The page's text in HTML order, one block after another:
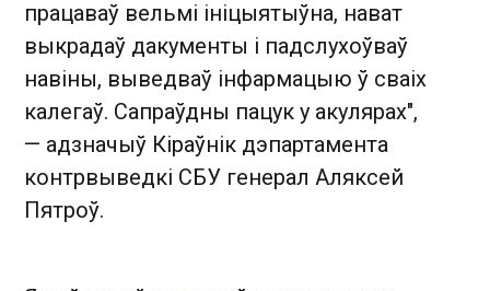
працаваў вельмі ініцыятыўна, нават
выкрадаў дакументы і падслухоўваў
навіны, выведваў інфармацыю ў сваіх
калегаў. Сапраўдны пацук у акулярах",
— адзначыў Кіраўнік дэпартамента
контрвыведкі СБУ генерал Аляксей
Пятроў.